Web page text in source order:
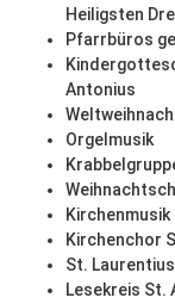
Heiligsten
Pfarrbüros
Antonius
Orgelmusik
Kirchenmusik
Kirchenchor
St.
Lesekreis St.